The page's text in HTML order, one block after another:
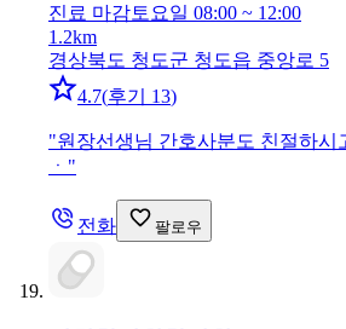
진료 마감토요일 08:00 ~ 12:00
1.2km
경상북도 청도군 청도읍 중앙로 5
4.7(후기 13)
"원장선생님 간호사분도 친절하시
ㆍ "
전화 팔로우